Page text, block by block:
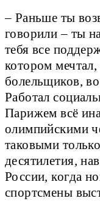
– Раньше ты
говорили – ты
тебя все
котором
болельщиков,
Работал
Парижем всё
олимпийскими
таковыми
десятилетия,
России, когда
спорт­смены